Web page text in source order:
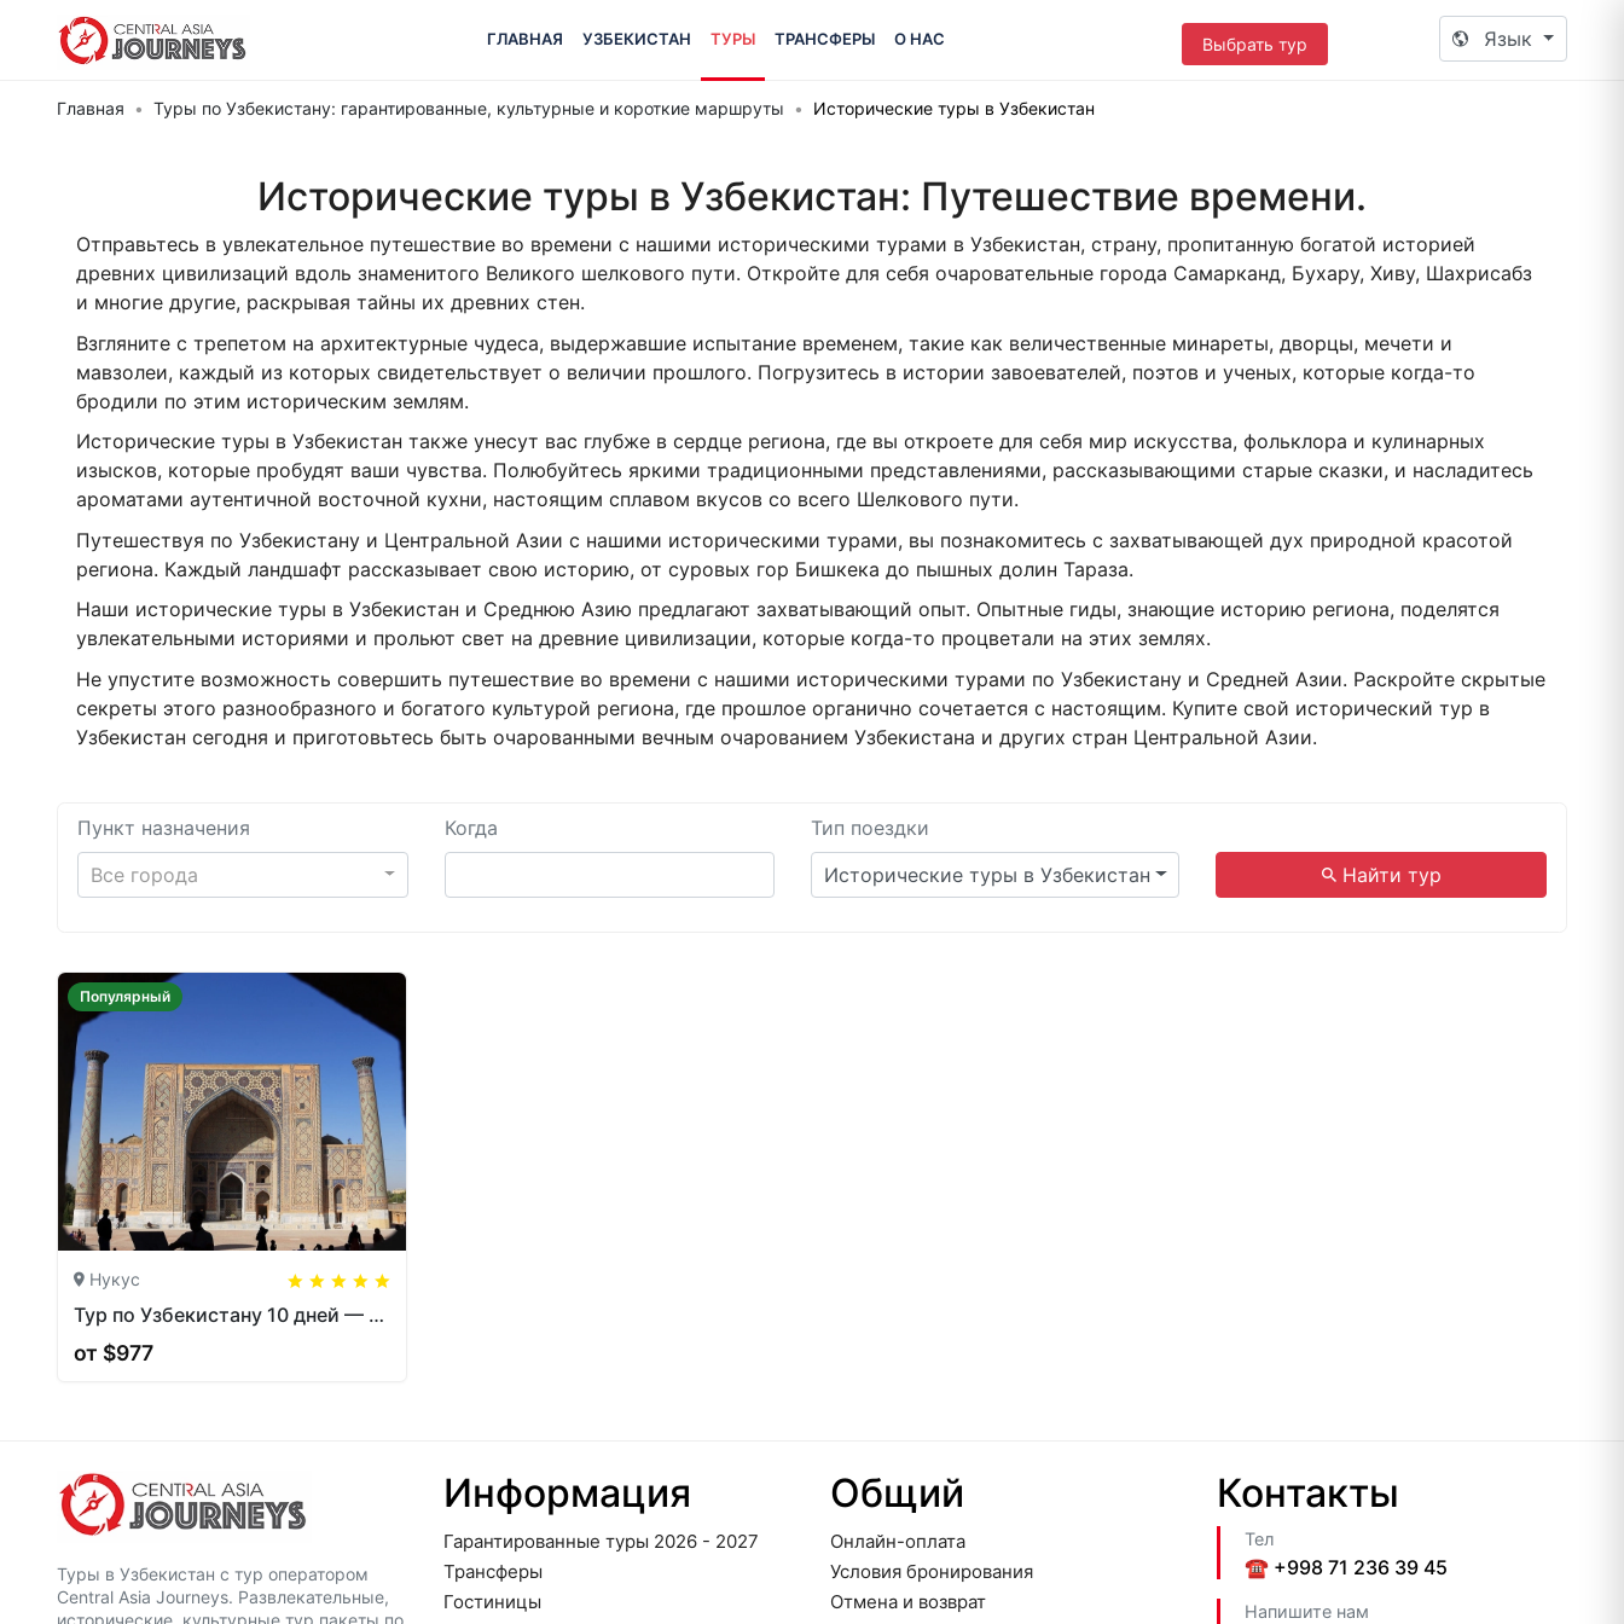
ГЛАВНАЯ УЗБЕКИСТАН ТУРЫ ТРАНСФЕРЫ О НАС Выбрать тур Язык
Главная Туры по Узбекистану: гарантированные, культурные и короткие маршруты Исторические туры в Узбекистан
Исторические туры в Узбекистан: Путешествие времени.
Отправьтесь в увлекательное путешествие во времени с нашими историческими турами в Узбекистан, страну, пропитанную богатой историей
древних цивилизаций вдоль знаменитого Великого шелкового пути. Откройте для себя очаровательные города Самарканд, Бухару, Хиву, Шахрисабз
и многие другие, раскрывая тайны их древних стен.
Взгляните с трепетом на архитектурные чудеса, выдержавшие испытание временем, такие как величественные минареты, дворцы, мечети и
мавзолеи, каждый из которых свидетельствует о величии прошлого. Погрузитесь в истории завоевателей, поэтов и ученых, которые когда-то
бродили по этим историческим землям.
Исторические туры в Узбекистан также унесут вас глубже в сердце региона, где вы откроете для себя мир искусства, фольклора и кулинарных
изысков, которые пробудят ваши чувства. Полюбуйтесь яркими традиционными представлениями, рассказывающими старые сказки, и насладитесь
ароматами аутентичной восточной кухни, настоящим сплавом вкусов со всего Шелкового пути.
Путешествуя по Узбекистану и Центральной Азии с нашими историческими турами, вы познакомитесь с захватывающей дух природной красотой
региона. Каждый ландшафт рассказывает свою историю, от суровых гор Бишкека до пышных долин Тараза.
Наши исторические туры в Узбекистан и Среднюю Азию предлагают захватывающий опыт. Опытные гиды, знающие историю региона, поделятся
увлекательными историями и прольют свет на древние цивилизации, которые когда-то процветали на этих землях.
Не упустите возможность совершить путешествие во времени с нашими историческими турами по Узбекистану и Средней Азии. Раскройте скрытые
секреты этого разнообразного и богатого культурой региона, где прошлое органично сочетается с настоящим. Купите свой исторический тур в
Узбекистан сегодня и приготовьтесь быть очарованными вечным очарованием Узбекистана и других стран Центральной Азии.
Пункт назначения
Все города
Когда
Тип поездки
Исторические туры в Узбекистан
Найти тур
Популярный
Нукус
Тур по Узбекистану 10 дней — Нукус, Муйнак, Хива, Бухара | CAJ.UZ
от $977
Туры в Узбекистан с тур оператором
Central Asia Journeys. Развлекательные,
Информация
Гарантированные туры 2026 - 2027
Трансферы
Гостиницы
Общий
Онлайн-оплата
Условия бронирования
Отмена и возврат
Контакты
Тел
☎️ +998 71 236 39 45
Напишите нам